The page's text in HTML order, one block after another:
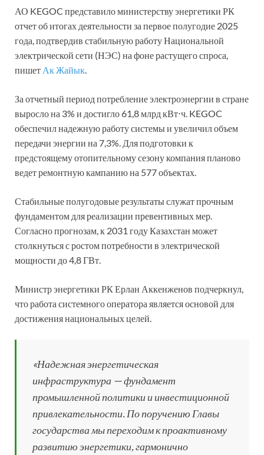
АО KEGOC представило министерству энергетики РК
отчет об итогах деятельности за первое полугодие 2025
года, подтвердив стабильную работу Национальной
электрической сети (НЭС) на фоне растущего спроса,
пишет Ак Жайык.
За отчетный период потребление электроэнергии в стране
выросло на 3% и достигло 61,8 млрд кВт⋅ч. KEGOC
обеспечил надежную работу системы и увеличил объем
передачи энергии на 7,3%. Для подготовки к
предстоящему отопительному сезону компания планово
ведет ремонтную кампанию на 577 объектах.
Стабильные полугодовые результаты служат прочным
фундаментом для реализации превентивных мер.
Согласно прогнозам, к 2031 году Казахстан может
столкнуться с ростом потребности в электрической
мощности до 4,8 ГВт.
Министр энергетики РК Ерлан Аккенженов подчеркнул,
что работа системного оператора является основой для
достижения национальных целей.
«Надежная энергетическая
инфраструктура — фундамент
промышленной политики и инвестиционной
привлекательности. По поручению Главы
государства мы переходим к проактивному
развитию энергетики, гармонично